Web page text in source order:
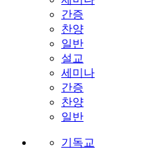
간증
찬양
일반
설교
세미나
간증
찬양
일반
기독교